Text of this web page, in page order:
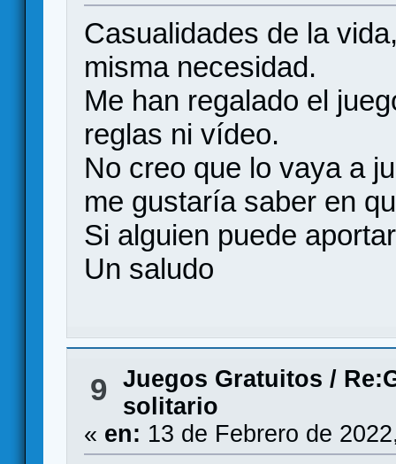
Casualidades de la
misma necesidad.
Me han regalado el
reglas ni vídeo.
No creo que lo vaya a
me gustaría saber en
Si alguien puede
Un saludo
9 Juegos Gratuitos /
solitario
« en: 13 de Febrero de